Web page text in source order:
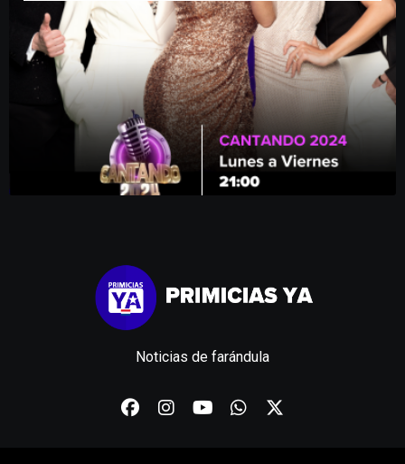
Noticias de farándula